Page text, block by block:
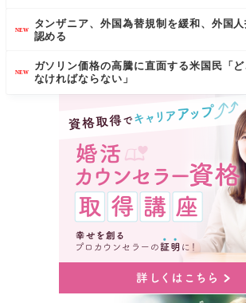
NEW
タンザニア、外国為替規制を緩和、外国
認める
NEW
ガソリン価格の高騰に直面する米国民「
なければならない」